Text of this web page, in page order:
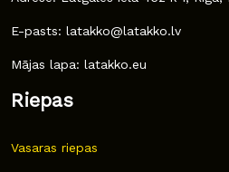
E-pasts: latakko@latakko.lv
Mājas lapa: latakko.eu
Riepas
Vasaras riepas